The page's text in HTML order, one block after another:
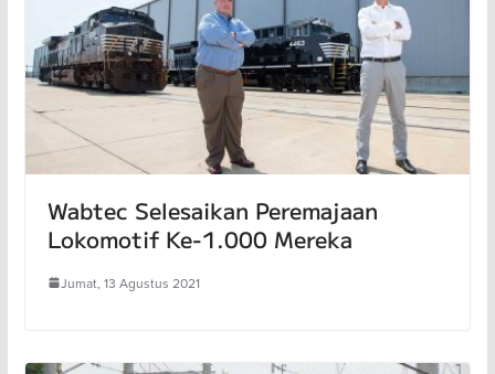
Wabtec Selesaikan Peremajaan
Lokomotif Ke-1.000 Mereka
Jumat, 13 Agustus 2021